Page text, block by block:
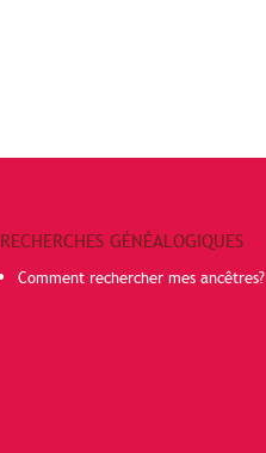
RECHERCHES GÉNÉALOGIQUES
Comment rechercher mes ancêtres?